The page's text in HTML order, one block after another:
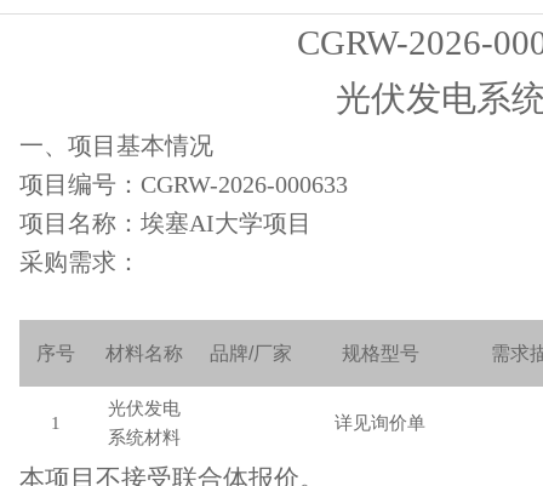
CGRW-2026-00
光伏发电系
一、项目基本情况
项目编号 ： CGRW-2026-000633
项目名称： 埃塞AI大学项目
采购需求：
序号 材料名称 品牌/厂家 规格型号 需求
1
光伏发电
系统材料
详见询价单
本项目 不接受联合体报价。